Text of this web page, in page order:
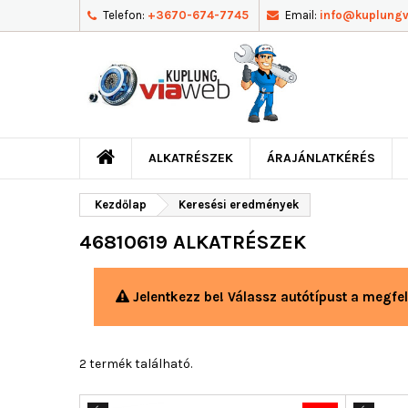
Telefon: +3670-674-7745 Email:
ALKATRÉSZEK ÁRAJÁNLATKÉRÉS
Kezdőlap Keresési eredmények
46810619 ALKATRÉSZEK
Jelentkezz be! Válassz autótípust a
2 termék található.